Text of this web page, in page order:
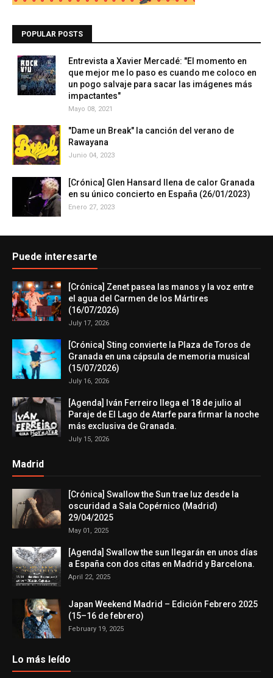
POPULAR POSTS
Entrevista a Xavier Mercadé: "El momento en
que mejor me lo paso es cuando me coloco en
un pogo salvaje para sacar las imágenes más
impactantes"
Mayo 08, 2021
"Dame un Break" la canción del verano de
Rawayana
Junio 04, 2023
[Crónica] Glen Hansard llena de calor Granada
en su único concierto en España (26/01/2023)
Enero 27, 2023
Puede interesarte
[Crónica] Zenet pasea las manos y la voz entre
el agua del Carmen de los Mártires
(16/07/2026)
July 17, 2026
[Crónica] Sting convierte la Plaza de Toros de
Granada en una cápsula de memoria musical
(15/07/2026)
July 16, 2026
[Agenda] Iván Ferreiro llega el 18 de julio al
Paraje de El Lago de Atarfe para firmar la noche
más exclusiva de Granada.
July 15, 2026
Madrid
[Crónica] Swallow the Sun trae luz desde la
oscuridad a Sala Copérnico (Madrid)
29/04/2025
May 01, 2025
[Agenda] Swallow the sun llegarán en unos días
a España con dos citas en Madrid y Barcelona.
April 22, 2025
Japan Weekend Madrid – Edición Febrero 2025
(15–16 de febrero)
February 19, 2025
Lo más leído